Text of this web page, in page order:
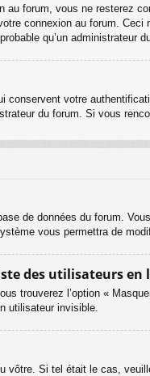
forum, vous ne resterez
connexion au forum.
qu’un administrateur
votre
du forum. Si vous
de données du forum.
vous permettra de
des utilisateurs en
trouverez l’option «
utilisateur invisible.
vôtre. Si tel était le cas,